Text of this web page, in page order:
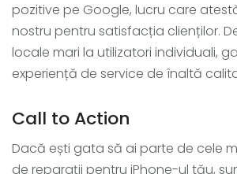
pozitive pe Google, lucru care
nostru pentru satisfacția clienților.
locale mari la utilizatori individuali,
experiență de service de înaltă
Call to Action
Dacă ești gata să ai parte de cele
de reparații pentru iPhone-ul tău,